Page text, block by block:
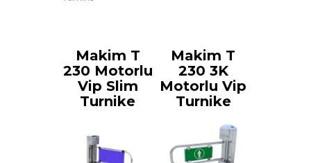
Makim T
230 Motorlu
Vip Slim
Turnike
Makim T
230 3K
Motorlu Vip
Turnike